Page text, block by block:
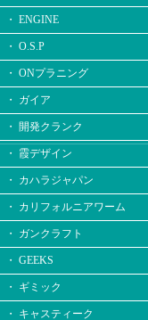
・ ENGINE
・ O.S.P
・ ONプラニング
・ ガイア
・ 開発クランク
・ 霞デザイン
・ カハラジャパン
・ カリフォルニアワーム
・ ガンクラフト
・ GEEKS
・ ギミック
・ キャスティーク